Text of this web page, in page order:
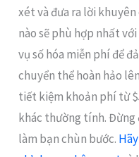
xét và đưa ra lời
nào sẽ phù hợp nhất
vụ số hóa miễn phí để
chuyển thể hoàn hảo
tiết kiệm khoản phí từ
khác thường tính.
làm bạn chùn bước.